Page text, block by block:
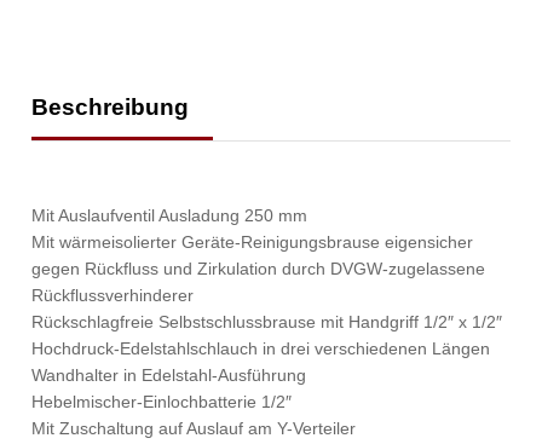
Beschreibung
Mit Auslaufventil Ausladung 250 mm
Mit wärmeisolierter Geräte-Reinigungsbrause eigensicher
gegen Rückfluss und Zirkulation durch DVGW-zugelassene
Rückflussverhinderer
Rückschlagfreie Selbstschlussbrause mit Handgriff 1/2″ x 1/2″
Hochdruck-Edelstahlschlauch in drei verschiedenen Längen
Wandhalter in Edelstahl-Ausführung
Hebelmischer-Einlochbatterie 1/2″
Mit Zuschaltung auf Auslauf am Y-Verteiler